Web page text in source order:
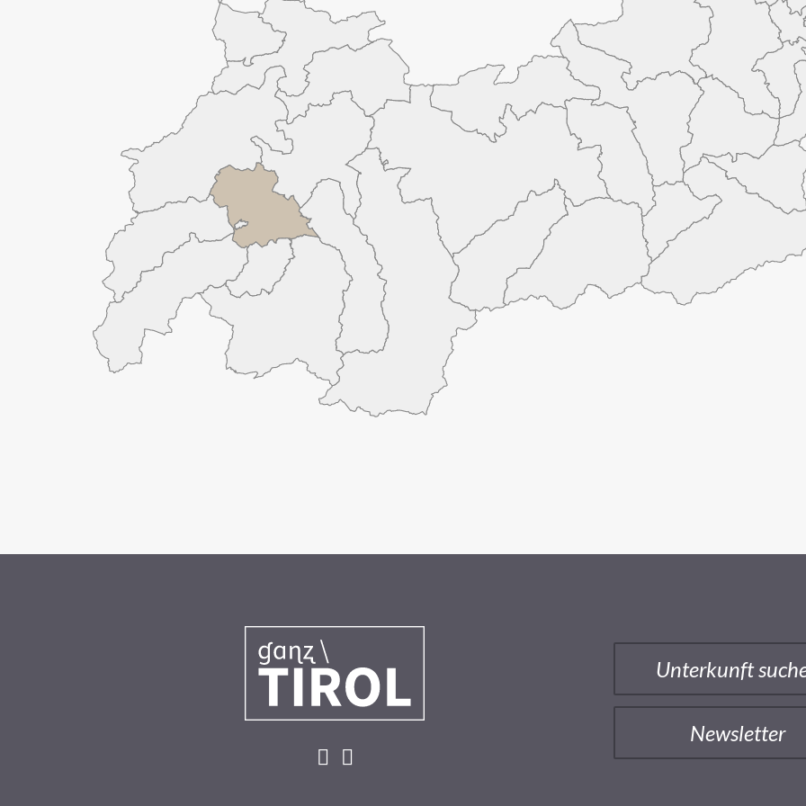
Unterkunft
Newsletter